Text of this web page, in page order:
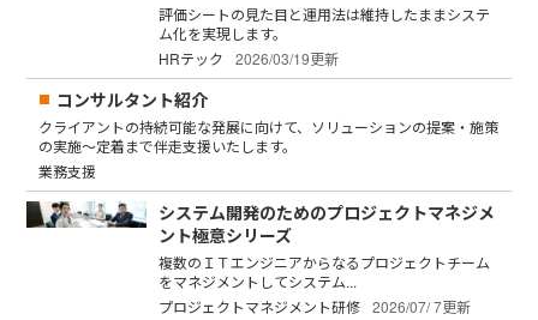
評価シートの見た目と運用法は維持したままシステ
ム化を実現します。
HRテック
2026/03/19更新
コンサルタント紹介
クライアントの持続可能な発展に向けて、ソリューションの提案・施策
の実施～定着まで伴走支援いたします。
業務支援
システム開発のためのプロジェクトマネジメ
ント極意シリーズ
複数のＩＴエンジニアからなるプロジェクトチーム
をマネジメントしてシステム...
プロジェクトマネジメント研修 2026/07/ 7更新